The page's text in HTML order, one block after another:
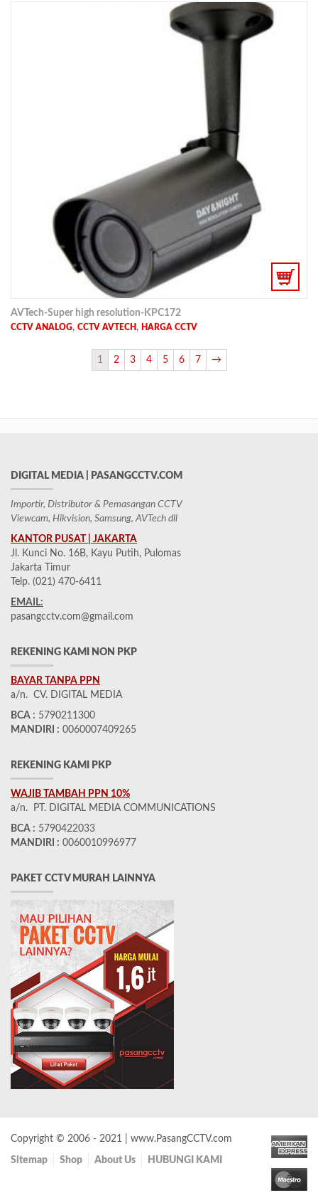
AVTech-Super high resolution-KPC172
CCTV ANALOG, CCTV AVTECH , HARGA CCTV
1 2 3 4 5 6 7 →
DIGITAL MEDIA | PASANGCCTV.COM
Importir, Distributor & Pemasangan CCTV
Viewcam, Hikvision, Samsung, AVTech dll
KANTOR PUSAT | JAKARTA
Jl. Kunci No. 16B, Kayu Putih, Pulomas
Jakarta Timur
Telp. (021) 470-6411
EMAIL:
pasangcctv.com@gmail.com
REKENING KAMI NON PKP
BAYAR TANPA PPN
a/n. CV. DIGITAL MEDIA
BCA : 5790211300
MANDIRI : 0060007409265
REKENING KAMI PKP
WAJIB TAMBAH PPN 10%
a/n. PT. DIGITAL MEDIA COMMUNICATIONS
BCA : 5790422033
MANDIRI : 0060010996977
PAKET CCTV MURAH LAINNYA
Copyright © 2006 - 2021 | www.PasangCCTV.com
Sitemap Shop About Us HUBUNGI KAMI